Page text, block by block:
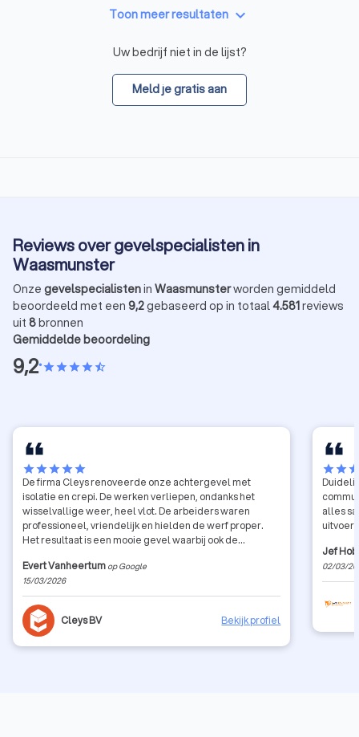
Toon meer resultaten keyboard_arrow_down
Uw bedrijf niet in de lijst?
Meld je gratis aan
Reviews over gevelspecialisten in
Waasmunster
Onze gevelspecialistenin Waasmunsterworden gemiddeld
beoordeeld met een 9,2gebaseerd op in totaal4.581reviews
uit 8bronnen
Gemiddelde beoordeling
9,2•starstarstarstarstar_half
starstarstarstarstar
De firma Cleys renoveerde onze achtergevel met
isolatie en crepi. De werken verliepen, ondanks het
wisselvallige weer, heel vlot. De arbeiders waren
professioneel, vriendelijk en hielden de werf proper.
Het resultaat is een mooie gevel waarbij ook de
regenpijpen, zinken dakranden, blauwe steen, etc.)
Evert Vanheertum op Google
15/03/2026
Cleys BV Bekijk profiel
starstar
alles
Jef
02/03/